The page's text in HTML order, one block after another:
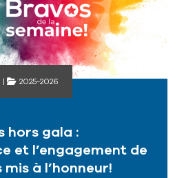
| 2025-2026
hors gala :
et l’engagement de
à l’honneur!